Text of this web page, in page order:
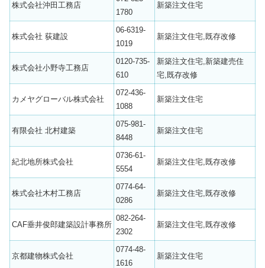
株式会社沖田工務店
1780
新築注文住宅
株式会社 荻建設
06-6319-
1019
新築注文住宅,既存改修
株式会社小野寺工務店
0120-735-
610
新築注文住宅,新築建売住
宅,既存改修
カメヤグローバル株式会社
072-436-
1088
新築注文住宅
有限会社 北村建築
075-981-
8448
新築注文住宅
紀北地所株式会社
0736-61-
5554
新築注文住宅,既存改修
株式会社木村工務店
0774-64-
0286
新築注文住宅,既存改修
CAF垂井俊郎建築設計事務所
082-264-
2302
新築注文住宅,既存改修
京都建物株式会社
0774-48-
1616
新築注文住宅